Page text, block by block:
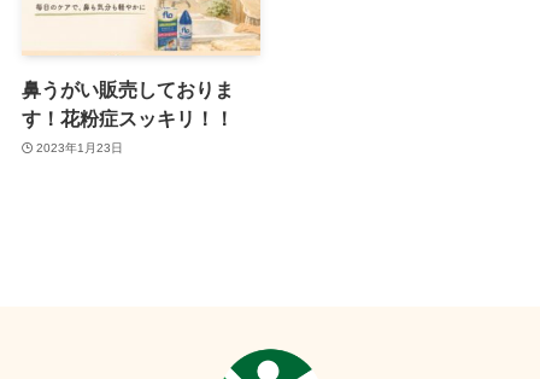
鼻うがい販売しておりま
す！花粉症スッキリ！！
2023年1月23日